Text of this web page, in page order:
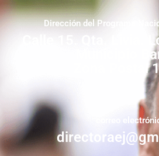
Dirección del Programa
Calle 15. Qta. Livia.
Municipio
Zona Postal
correo